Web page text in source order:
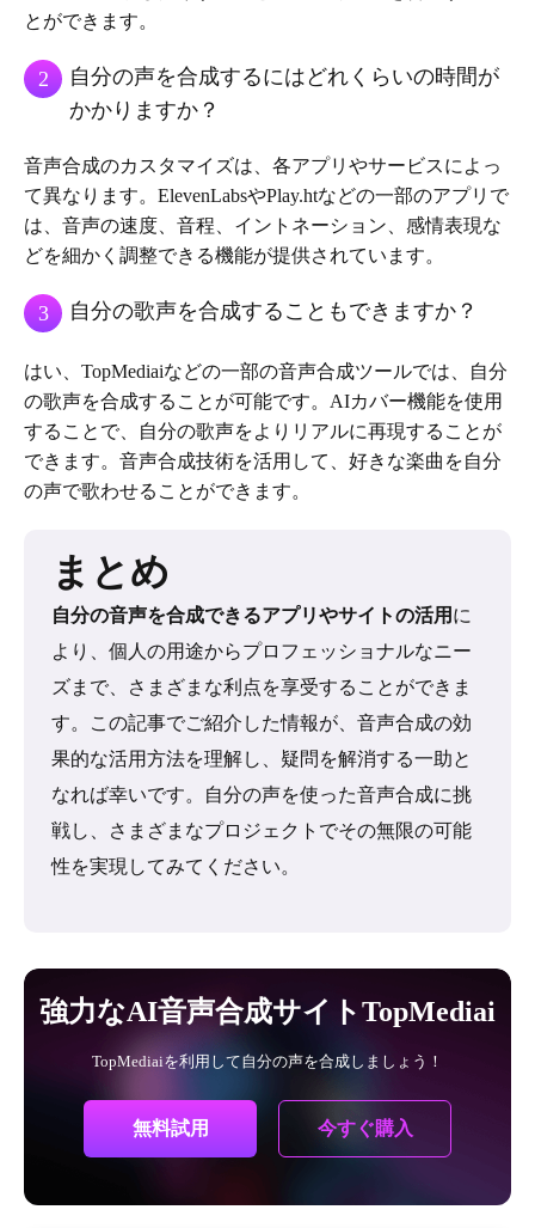
とができます。
2
自分の声を合成するにはどれくらいの時間が
かかりますか？
音声合成のカスタマイズは、各アプリやサービスによっ
て異なります。ElevenLabsやPlay.htなどの一部のアプリで
は、音声の速度、音程、イントネーション、感情表現な
どを細かく調整できる機能が提供されています。
3 自分の歌声を合成することもできますか？
はい、TopMediaiなどの一部の音声合成ツールでは、自分
の歌声を合成することが可能です。AIカバー機能を使用
することで、自分の歌声をよりリアルに再現することが
できます。音声合成技術を活用して、好きな楽曲を自分
の声で歌わせることができます。
まとめ
自分の音声を合成できるアプリやサイトの活用 に
より、個人の用途からプロフェッショナルなニー
ズまで、さまざまな利点を享受することができま
す。この記事でご紹介した情報が、音声合成の効
果的な活用方法を理解し、疑問を解消する一助と
なれば幸いです。自分の声を使った音声合成に挑
戦し、さまざまなプロジェクトでその無限の可能
性を実現してみてください。
強力なAI音声合成サイトTopMediai
TopMediaiを利用して自分の声を合成しましょう！
無料試用 今すぐ購入